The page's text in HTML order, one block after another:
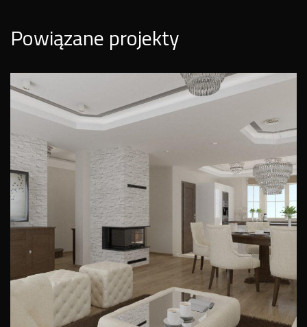
Powiązane projekty
Wizualizacja domu w klasycznej
stylistyce
WNĘTRZA PRYWATNE